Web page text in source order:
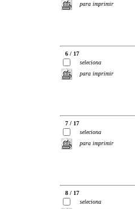
para imprimir
6 / 17
seleciona
para imprimir
7 / 17
seleciona
para imprimir
8 / 17
seleciona